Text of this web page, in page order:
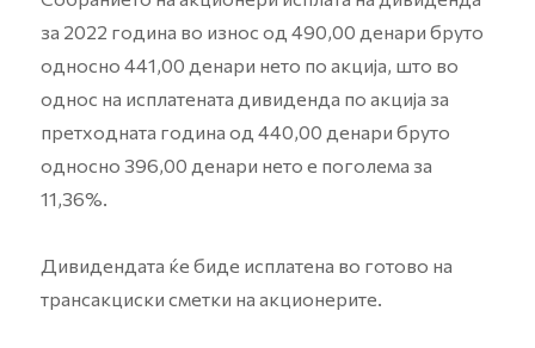
за 2022 година во износ од 490,00 денари бруто
односно 441,00 денари нето по акција, што во
однос на исплатената дивиденда по акција за
претходната година од 440,00 денари бруто
односно 396,00 денари нето е поголема за
11,36%.
Дивидендата ќе биде исплатена во готово на
трансакциски сметки на акционерите.